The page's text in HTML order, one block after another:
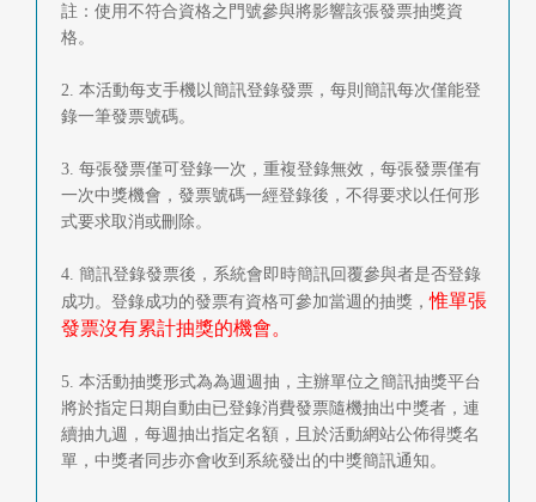
註：使用不符合資格之門號參與將影響該張發票抽獎資
格。
2. 本活動每支手機以簡訊登錄發票，每則簡訊每次僅能登
錄一筆發票號碼。
3. 每張發票僅可登錄一次，重複登錄無效，每張發票僅有
一次中獎機會，發票號碼一經登錄後，不得要求以任何形
式要求取消或刪除。
4. 簡訊登錄發票後，系統會即時簡訊回覆參與者是否登錄
成功。登錄成功的發票有資格可參加當週的抽獎，惟單張
發票沒有累計抽獎的機會。
5. 本活動抽獎形式為為週週抽，主辦單位之簡訊抽獎平台
將於指定日期自動由已登錄消費發票隨機抽出中獎者，連
續抽九週，每週抽出指定名額，且於活動網站公佈得獎名
單，中獎者同步亦會收到系統發出的中獎簡訊通知。